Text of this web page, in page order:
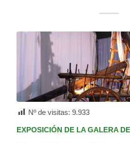
Nº de visitas: 9.933
EXPOSICIÓN DE LA GALERA